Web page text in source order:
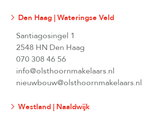
Den Haag | Wateringse Veld
Santiagosingel 1
2548 HN Den Haag
070 308 46 56
info@olsthoornmakelaars.nl
nieuwbouw@olsthoornmakelaars.nl
Westland | Naaldwijk